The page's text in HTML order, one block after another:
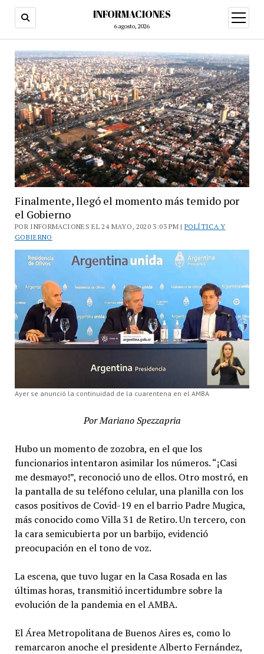
INFORMACIONES
6 agosto, 2026
abrir
menú
Finalmente, llegó el momento más temido por
el Gobierno
POR INFORMACIONES EL 24 MAYO, 2020 3:03 PM |POLÍTICA Y
GOBIERNO
Ayer se anunció la continuidad de la cuarentena en el AMBA
Por Mariano Spezzapria
Hubo un momento de zozobra, en el que los
funcionarios intentaron asimilar los números. “¡Casi
me desmayo!”, reconoció uno de ellos. Otro mostró, en
la pantalla de su teléfono celular, una planilla con los
casos positivos de Covid-19 en el barrio Padre Mugica,
más conocido como Villa 31 de Retiro. Un tercero, con
la cara semicubierta por un barbijo, evidenció
preocupación en el tono de voz.
La escena, que tuvo lugar en la Casa Rosada en las
últimas horas, transmitió incertidumbre sobre la
evolución de la pandemia en el AMBA.
El Área Metropolitana de Buenos Aires es, como lo
remarcaron anoche el presidente Alberto Fernández,